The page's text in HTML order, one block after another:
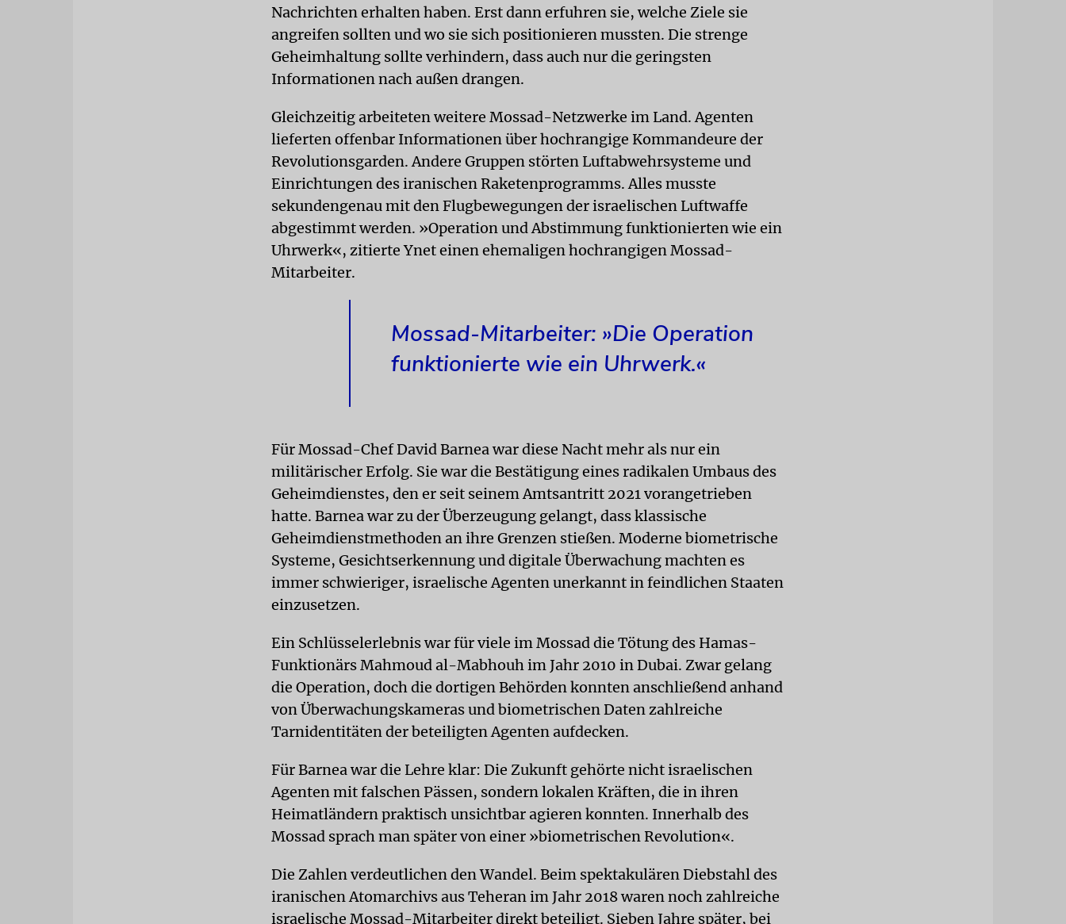
Nachrichten erhalten haben. Erst dann erfuhren sie, welche Ziele sie
angreifen sollten und wo sie sich positionieren mussten. Die strenge
Geheimhaltung sollte verhindern, dass auch nur die geringsten
Informationen nach außen drangen.
Gleichzeitig arbeiteten weitere Mossad-Netzwerke im Land. Agenten
lieferten offenbar Informationen über hochrangige Kommandeure der
Revolutionsgarden. Andere Gruppen störten Luftabwehrsysteme und
Einrichtungen des iranischen Raketenprogramms. Alles musste
sekundengenau mit den Flugbewegungen der israelischen Luftwaffe
abgestimmt werden. »Operation und Abstimmung funktionierten wie ein
Uhrwerk«, zitierte Ynet einen ehemaligen hochrangigen Mossad-
Mitarbeiter.
Mossad-Mitarbeiter: »Die Operation
funktionierte wie ein Uhrwerk.«
Für Mossad-Chef David Barnea war diese Nacht mehr als nur ein
militärischer Erfolg. Sie war die Bestätigung eines radikalen Umbaus des
Geheimdienstes, den er seit seinem Amtsantritt 2021 vorangetrieben
hatte. Barnea war zu der Überzeugung gelangt, dass klassische
Geheimdienstmethoden an ihre Grenzen stießen. Moderne biometrische
Systeme, Gesichtserkennung und digitale Überwachung machten es
immer schwieriger, israelische Agenten unerkannt in feindlichen Staaten
einzusetzen.
Ein Schlüsselerlebnis war für viele im Mossad die Tötung des Hamas-
Funktionärs Mahmoud al-Mabhouh im Jahr 2010 in Dubai. Zwar gelang
die Operation, doch die dortigen Behörden konnten anschließend anhand
von Überwachungskameras und biometrischen Daten zahlreiche
Tarnidentitäten der beteiligten Agenten aufdecken.
Für Barnea war die Lehre klar: Die Zukunft gehörte nicht israelischen
Agenten mit falschen Pässen, sondern lokalen Kräften, die in ihren
Heimatländern praktisch unsichtbar agieren konnten. Innerhalb des
Mossad sprach man später von einer »biometrischen Revolution«.
Die Zahlen verdeutlichen den Wandel. Beim spektakulären Diebstahl des
iranischen Atomarchivs aus Teheran im Jahr 2018 waren noch zahlreiche
israelische Mossad-Mitarbeiter direkt beteiligt. Sieben Jahre später, bei